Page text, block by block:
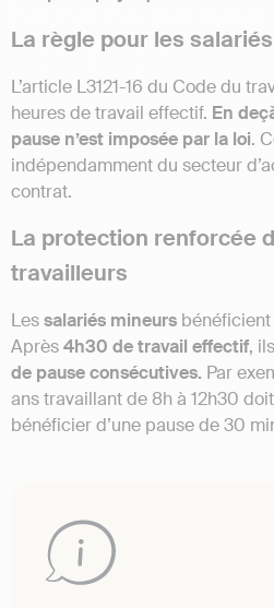
La règle pour les
L’article L3121-16 du Code du
heures de travail effectif. En
pause n’est imposée par la loi.
indépendamment du secteur
contrat.
La protection renforcée
travailleurs
Lessalariés mineurs
Après4h30 de travail effectif,
de pause consécutives. Par
ans travaillant de 8h à 12h30
bénéficier d’une pause de 30